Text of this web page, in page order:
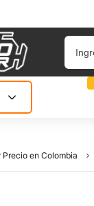
en Colombia